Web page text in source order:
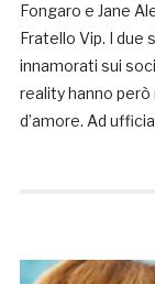
Fongaro e Jane
Fratello Vip. I due
innamorati sui
reality hanno
d’amore. Ad